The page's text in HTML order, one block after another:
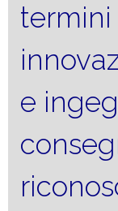
termini
e